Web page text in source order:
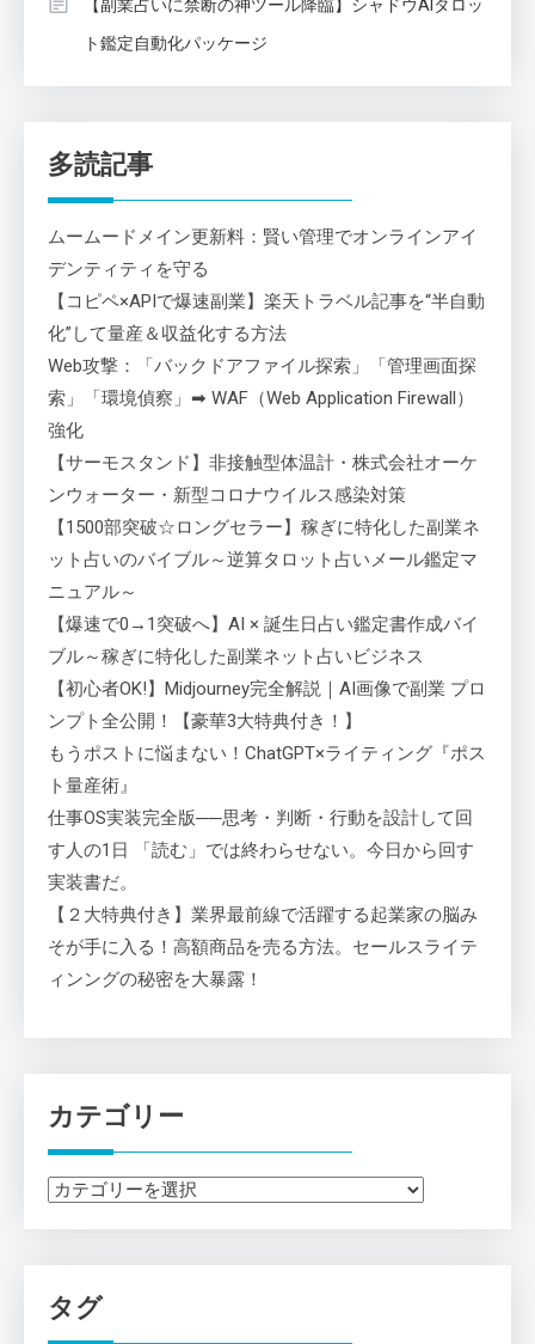
【副業占いに禁断の神ツール降臨】シャドウAIタロッ
ト鑑定自動化パッケージ
多読記事
ムームードメイン更新料：賢い管理でオンラインアイ
デンティティを守る
【コピペ×APIで爆速副業】楽天トラベル記事を“半自動
化”して量産＆収益化する方法
Web攻撃：「バックドアファイル探索」「管理画面探
索」「環境偵察」➡ WAF（Web Application Firewall）
強化
【サーモスタンド】非接触型体温計・株式会社オーケ
ンウォーター・新型コロナウイルス感染対策
【1500部突破☆ロングセラー】稼ぎに特化した副業ネ
ット占いのバイブル～逆算タロット占いメール鑑定マ
ニュアル～
【爆速で0→1突破へ】AI × 誕生日占い鑑定書作成バイ
ブル～稼ぎに特化した副業ネット占いビジネス
【初心者OK!】Midjourney完全解説｜AI画像で副業 プロ
ンプト全公開！【豪華3大特典付き！】
もうポストに悩まない！ChatGPT×ライティング『ポス
ト量産術』
仕事OS実装完全版──思考・判断・行動を設計して回
す人の1日 「読む」では終わらせない。今日から回す
実装書だ。
【２大特典付き】業界最前線で活躍する起業家の脳み
そが手に入る！高額商品を売る方法。セールスライテ
ィンングの秘密を大暴露！
カテゴリー
カ
ー
タグ